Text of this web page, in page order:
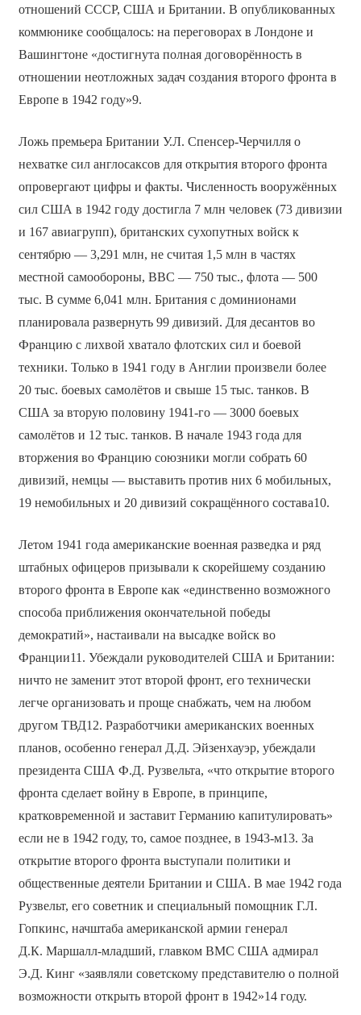
отношений СССР, США и Британии. В опубликованных
коммюнике сообщалось: на переговорах в Лондоне и
Вашингтоне «достигнута полная договорённость в
отношении неотложных задач создания второго фронта в
Европе в 1942 году»9.
Ложь премьера Британии У.Л. Спенсер-Черчилля о
нехватке сил англосаксов для открытия второго фронта
опровергают цифры и факты. Численность вооружённых
сил США в 1942 году достигла 7 млн человек (73 дивизии
и 167 авиагрупп), британских сухопутных войск к
сентябрю — 3,291 млн, не считая 1,5 млн в частях
местной самообороны, ВВС — 750 тыс., флота — 500
тыс. В сумме 6,041 млн. Британия с доминионами
планировала развернуть 99 дивизий. Для десантов во
Францию с лихвой хватало флотских сил и боевой
техники. Только в 1941 году в Англии произвели более
20 тыс. боевых самолётов и свыше 15 тыс. танков. В
США за вторую половину 1941-го — 3000 боевых
самолётов и 12 тыс. танков. В начале 1943 года для
вторжения во Францию союзники могли собрать 60
дивизий, немцы — выставить против них 6 мобильных,
19 немобильных и 20 дивизий сокращённого состава10.
Летом 1941 года американские военная разведка и ряд
штабных офицеров призывали к скорейшему созданию
второго фронта в Европе как «единственно возможного
способа приближения окончательной победы
демократий», настаивали на высадке войск во
Франции11. Убеждали руководителей США и Британии:
ничто не заменит этот второй фронт, его технически
легче организовать и проще снабжать, чем на любом
другом ТВД12. Разработчики американских военных
планов, особенно генерал Д.Д. Эйзенхауэр, убеждали
президента США Ф.Д. Рузвельта, «что открытие второго
фронта сделает войну в Европе, в принципе,
кратковременной и заставит Германию капитулировать»
если не в 1942 году, то, самое позднее, в 1943-м13. За
открытие второго фронта выступали политики и
общественные деятели Британии и США. В мае 1942 года
Рузвельт, его советник и специальный помощник Г.Л.
Гопкинс, начштаба американской армии генерал
Д.К. Маршалл-младший, главком ВМС США адмирал
Э.Д. Кинг «заявляли советскому представителю о полной
возможности открыть второй фронт в 1942»14 году.